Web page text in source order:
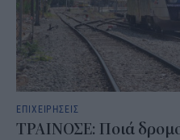
ΕΠΙΧΕΙΡΗΣΕΙΣ
ΤΡΑΙΝΟΣΕ: Ποιά